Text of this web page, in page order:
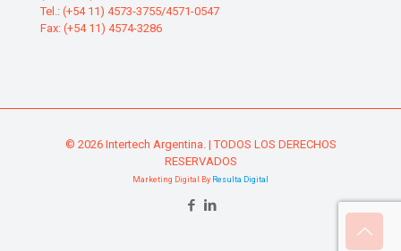
Tel.: (+54 11) 4573-3755/4571-0547
Fax: (+54 11) 4574-3286
© 2026 Intertech Argentina. | TODOS LOS DERECHOS
RESERVADOS
Marketing Digital By Resulta Digital